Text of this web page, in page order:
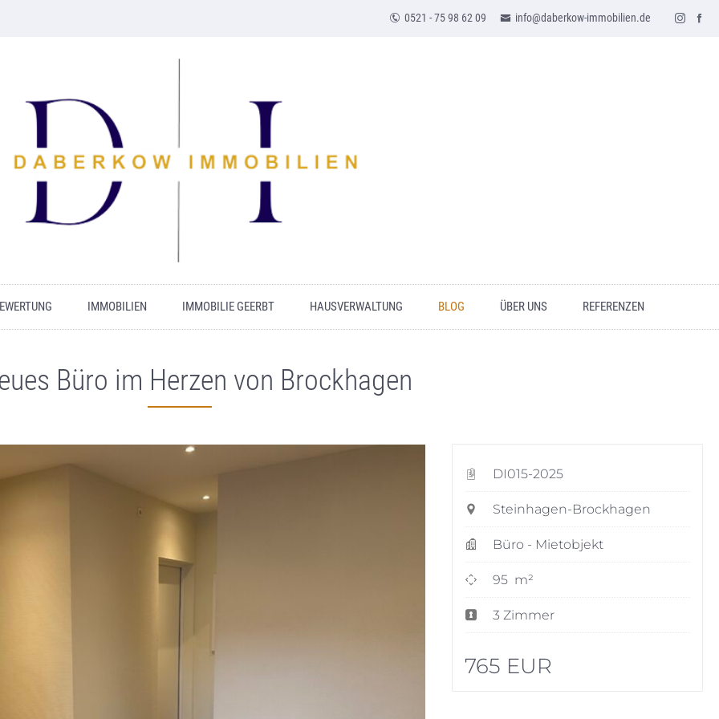
0521 - 75 98 62 09 info@daberkow-immobilien.de
IMMOBILIEN IMMOBILIE GEERBT HAUSVERWALTUNG BLOG ÜBER UNS REFERENZEN
Büro im Herzen von Brockhagen
DI015-2025
Steinhagen-Brockhagen
Büro - Mietobjekt
95 m²
3 Zimmer
765 EUR